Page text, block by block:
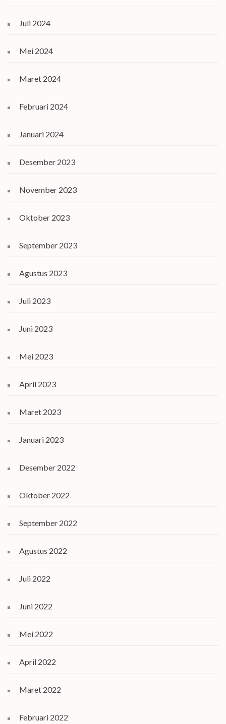
Juli 2024
Mei 2024
Maret 2024
Februari 2024
Januari 2024
Desember 2023
November 2023
Oktober 2023
September 2023
Agustus 2023
Juli 2023
Juni 2023
Mei 2023
April 2023
Maret 2023
Januari 2023
Desember 2022
Oktober 2022
September 2022
Agustus 2022
Juli 2022
Juni 2022
Mei 2022
April 2022
Maret 2022
Februari 2022